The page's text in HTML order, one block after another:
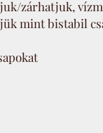
zárhatjuk,
mint bistabil